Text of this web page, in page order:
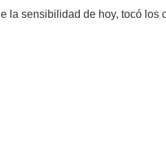
sensibilidad de hoy, tocó